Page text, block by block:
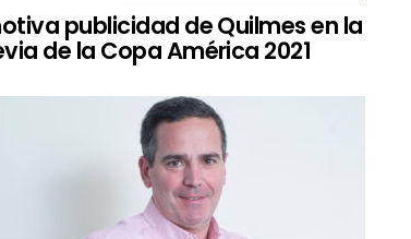
publicidad de Quilmes en la
de la Copa América 2021